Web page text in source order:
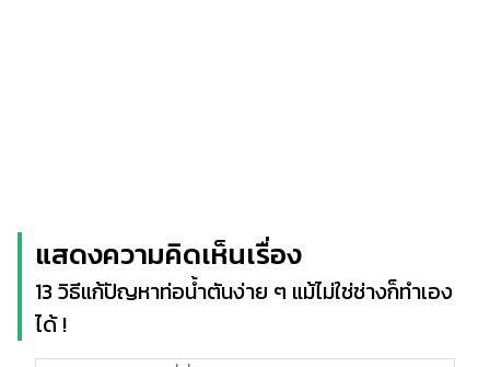
แสดงความคิดเห็นเรื่อง
13 วิธีแก้ปัญหาท่อน้ำตันง่าย ๆ แม้ไม่ใช่ช่างก็ทำเอง
ได้ !